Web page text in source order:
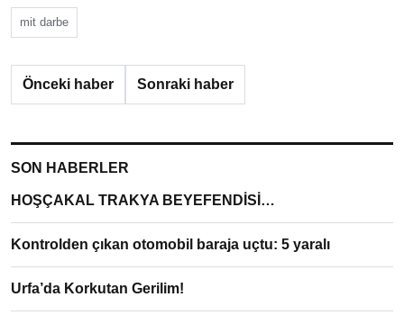
mit darbe
Önceki haber Sonraki haber
SON HABERLER
HOŞÇAKAL TRAKYA BEYEFENDİSİ…
Kontrolden çıkan otomobil baraja uçtu: 5 yaralı
Urfa’da Korkutan Gerilim!